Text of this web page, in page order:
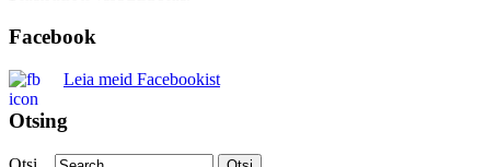
Facebook
Leia meid Facebookist
Otsing